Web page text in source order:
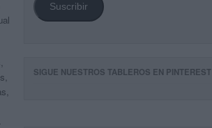
Suscribir
SIGUE NUESTROS TABLEROS EN PINTEREST